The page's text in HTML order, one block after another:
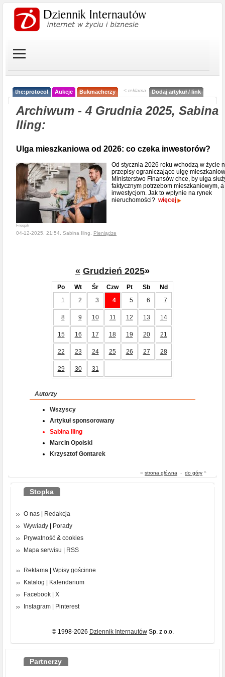
the:protocol Aukcje Bukmacherzy < reklama Dodaj artykuł / link
Archiwum - 4 Grudnia 2025, Sabina
Iling:
Ulga mieszkaniowa od 2026: co czeka inwestorów?
Freepik
Od stycznia 2026 roku wchodzą w życie
przepisy ograniczające ulgę
Ministerstwo Finansów chce, by ulga
faktycznym potrzebom mieszkaniowym,
inwestycjom. Jak to wpłynie na rynek
nieruchomości? więcej
04-12-2025, 21:54, Sabina Iling, Pieniądze
« Grudzień 2025»
Po Wt Śr Czw Pt Sb
Nd
1
2 3 4 5 6 7
8 9 10 11 12 13 14
15 16 17 18 19 20 21
22 23 24 25 26 27 28
29 30 31
Autorzy
Wszyscy
Artykuł sponsorowany
Sabina Iling
Marcin Opolski
Krzysztof Gontarek
« strona główna - do góry ^
Stopka
O nas
Redakcja
Wywiady
Porady
Prywatność & cookies
Mapa serwisu
RSS
Reklama
Wpisy gościnne
Katalog
Kalendarium
Facebook
X
Instagram
Pinterest
© 1998-2026 Dziennik InternautówSp. z o.o.
Partnerzy